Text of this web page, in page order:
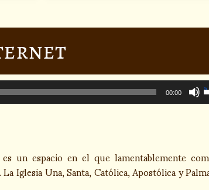
00:00
un espacio en el que lamentablemente
Iglesia Una, Santa, Católica, Apostólica y